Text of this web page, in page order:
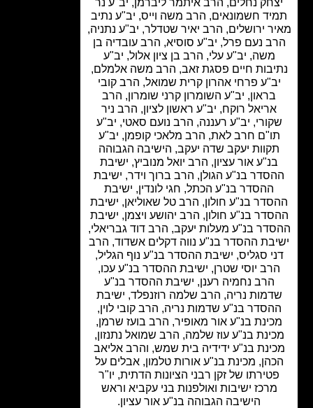
חשמונאים, הרב משה וייס, יב"ע נתיב
ירושלים, הרב יאיר שטדלר, יב"ע נתניה,
נעם פרל, יב"ע סוסיא, הרב עובדיה בן
משה, יב"ע עלי, הרב בן ציון אלול, יב"ע
חיים פסגת זאב, הרב משה אלמלם,
פרחי אהרון קרית שמואל, הרב קובי
בראון, יב"ע השומרון קרני שומרון, הרב
אריאל רוקח, יב"ע ראשון לציון, הרב ניר
יב"ע רעננה, הרב נועם סאטי, יב"ע
חרב לאת, הרב מלאכי קופמן, יב"ע
יעקב שדה יעקב, הישיבה הגבוהה
אור עציון, הרב יואל מנוביץ, ישיבת
בנ"ע הגולן, הרב ברוך וידר, ישיבת
ההסדר בנ"ע הכתל, חגי לונדין, ישיבת
בנ"ע חולון, הרב טל שאוליאן, ישיבת
בנ"ע חולון, הרב יהושע ויצמן, ישיבת
בנ"ע מעלות יעקב, הרב דוד גבריאלי,
ההסדר בנ"ע נווה דקלים אשדוד, הרב
סגליס, ישיבת ההסדר בנ"ע נוף הגליל,
יוסי שטרן, ישיבת ההסדר בנ"ע עכו,
הרב נחמיה רענן, ישיבת ההסדר בנ"ע
נריה, הרב שלמה רוזנפלד, ישיבת
בנ"ע שדמות נריה, הרב קובי לוין,
בנ"ע אור מאופיר, הרב בועז שרמן,
בנ"ע עוז שלמה, הרב שמואל נתנזון,
בנ"ע ידידיה בית שמש, והרב אליאב
מכינת בנ"ע אורות טלמון, אבלים על
של זקן רבני הציונות הדתית, יו"ר
מרכז ישיבות ואולפנות בני עקביא וראש
הישיבה הגבוהה בנ"ע אור עציון.